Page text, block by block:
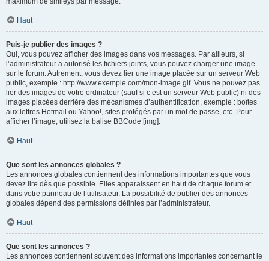
Haut
Puis-je publier des images ?
Oui, vous pouvez afficher des images dans vos messages. Par ailleurs, si
l’administrateur a autorisé les fichiers joints, vous pouvez charger une image
sur le forum. Autrement, vous devez lier une image placée sur un serveur Web
public, exemple : http://www.exemple.com/mon-image.gif. Vous ne pouvez pas
lier des images de votre ordinateur (sauf si c’est un serveur Web public) ni des
images placées derrière des mécanismes d’authentification, exemple : boîtes
aux lettres Hotmail ou Yahoo!, sites protégés par un mot de passe, etc. Pour
afficher l’image, utilisez la balise BBCode [img].
Haut
Que sont les annonces globales ?
Les annonces globales contiennent des informations importantes que vous
devez lire dès que possible. Elles apparaissent en haut de chaque forum et
dans votre panneau de l’utilisateur. La possibilité de publier des annonces
globales dépend des permissions définies par l’administrateur.
Haut
Que sont les annonces ?
Les annonces contiennent souvent des informations importantes concernant le